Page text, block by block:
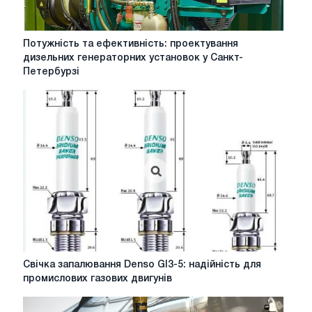
Потужність
ефективність:
дизельних
генераторних
Санкт-
Потужність та ефективність: проектування
дизельних генераторних установок у Санкт-
Петербурзі
Свічка
Свічка запалювання Denso GI3-5: надійність для
промислових газових двигунів